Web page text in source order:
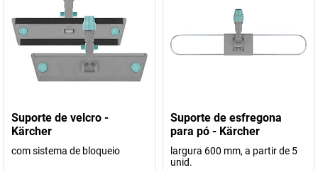
Suporte de velcro -
Kärcher
com sistema de bloqueio
Suporte de esfregona
para pó - Kärcher
largura 600 mm, a partir de 5
unid.